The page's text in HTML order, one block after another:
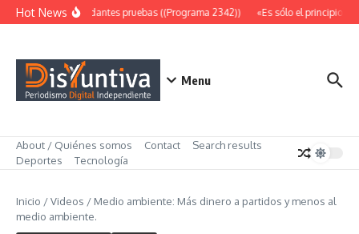
Saltar al contenido
Hot NewsAbundantes pruebas ((Programa 2342)) «Es sólo el principio»
Menu
About / Quiénes somos Contact
Search results
Deportes
Tecnología
Inicio /Videos / Medio ambiente: Más dinero a partidos y menos al
medio ambiente.